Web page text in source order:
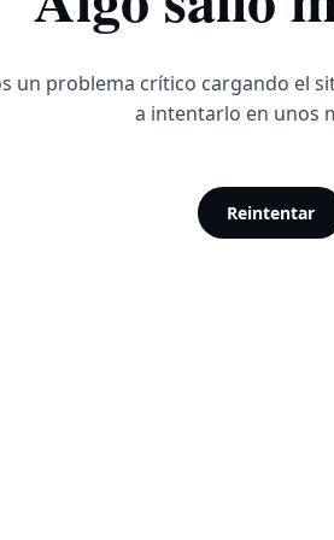
un problema crítico cargando el
a intentarlo en unos
Reintentar